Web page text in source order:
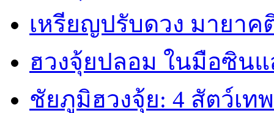
เหรียญปรับดวง มายา
ฮวงจุ้ยปลอม ในมือซิน
ชัยภูมิฮวงจุ้ย: 4 สัตว์เทพ